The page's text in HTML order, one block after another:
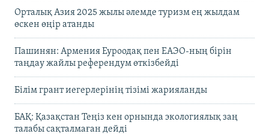
Орталық Азия 2025 жылы әлемде туризм ең жылдам
өскен өңір атанды
Пашинян: Армения Еуроодақ пен ЕАЭО-ның бірін
таңдау жайлы референдум өткізбейді
Білім грант иегерлерінің тізімі жарияланды
БАҚ: Қазақстан Теңіз кен орнында экологиялық заң
талабы сақталмаған дейді